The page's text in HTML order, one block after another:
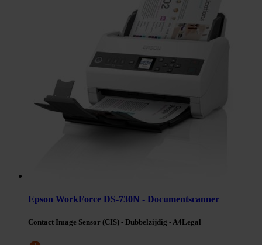
Epson WorkForce DS-730N - Documentscanner
Contact Image Sensor (CIS) - Dubbelzijdig - A4Legal